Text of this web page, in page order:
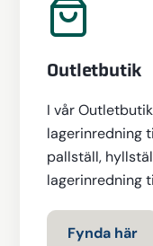
Outletbutik
I vår
lagerinredning
pallställ,
lagerinredning
Fynda här